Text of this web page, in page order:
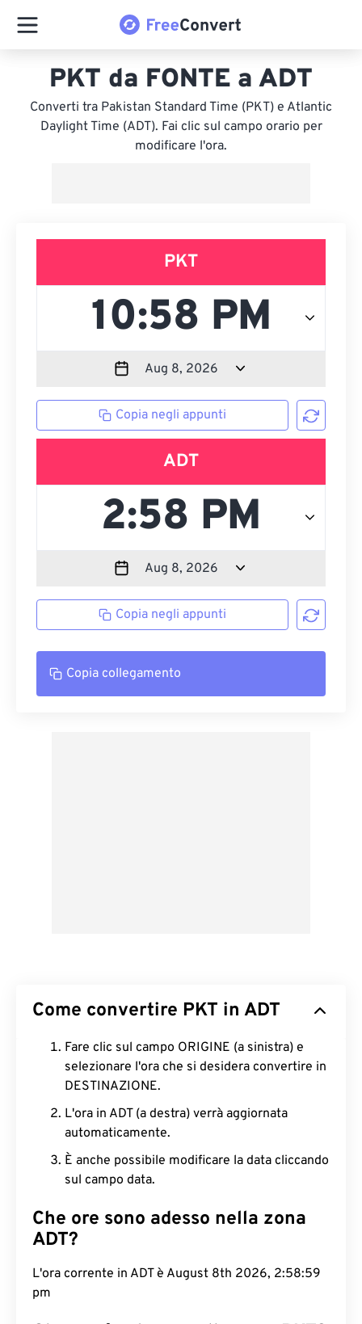
PKT da FONTE a ADT
Converti tra Pakistan Standard Time (PKT) e Atlantic
Daylight Time (ADT). Fai clic sul campo orario per
modificare l'ora.
PKT
Copia negli appunti
ADT
Copia negli appunti
Copia collegamento
Come convertire PKT in ADT
Fare clic sul campo ORIGINE (a sinistra) e
selezionare l'ora che si desidera convertire in
DESTINAZIONE.
L'ora in ADT (a destra) verrà aggiornata
automaticamente.
È anche possibile modificare la data cliccando
sul campo data.
Che ore sono adesso nella zona
ADT?
L'ora corrente in ADT è August 8th 2026, 2:59:00
pm